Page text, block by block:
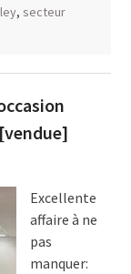
, secteur
Excellente
affaire à ne
pas
manquer: